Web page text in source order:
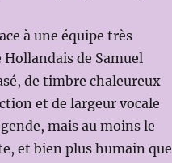
à une équipe très
de Samuel
de timbre chaleureux
et de largeur vocale
mais au moins le
et bien plus humain que